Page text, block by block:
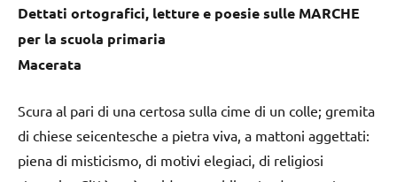
Dettati ortografici, letture e poesie sulle MARCHE
per la scuola primaria
Macerata
Scura al pari di una certosa sulla cime di un colle; gremita
di chiese seicentesche a pietra viva, a mattoni aggettati:
piena di misticismo, di motivi elegiaci, di religiosi